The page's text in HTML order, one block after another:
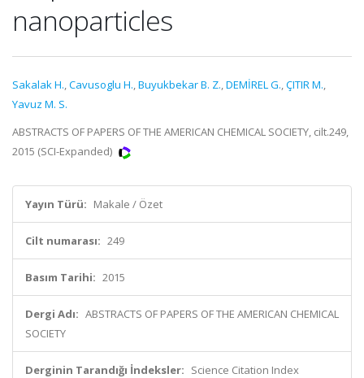
nanoparticles
Sakalak H.,Cavusoglu H.,Buyukbekar B. Z.,DEMİREL G.,ÇITIR M.,
Yavuz M. S.
ABSTRACTS OF PAPERS OF THE AMERICAN CHEMICAL SOCIETY, cilt.249,
2015 (SCI-Expanded)
Yayın Türü: Makale / Özet
Cilt numarası: 249
Basım Tarihi: 2015
Dergi Adı: ABSTRACTS OF PAPERS OF THE AMERICAN CHEMICAL
SOCIETY
Derginin Tarandığı İndeksler: Science Citation Index